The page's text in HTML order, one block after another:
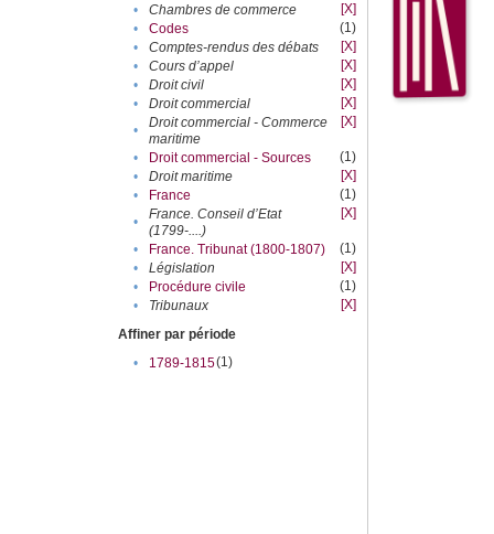
•
Chambres de commerce
[X]
•
Codes
(1)
•
Comptes-rendus des débats
[X]
•
Cours d’appel
[X]
•
Droit civil
[X]
•
Droit commercial
[X]
•
Droit commercial - Commerce
maritime
[X]
• Droit commercial - Sources
(1)
•
Droit maritime
[X]
•
France
(1)
•
France. Conseil d’Etat
(1799-....)
[X]
• France. Tribunat (1800-1807)
(1)
•
Législation
[X]
•
Procédure civile
(1)
•
Tribunaux
[X]
Affiner par période
•
1789-1815(1)